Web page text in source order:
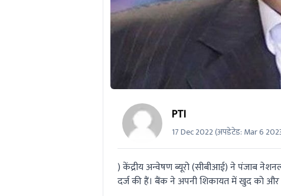
PTI
17 Dec 2022(अपडेटेड: Mar 6
) केंद्रीय अन्वेषण ब्यूरो (सीबीआई) ने पंजाब
दर्ज की हैं। बैंक ने अपनी शिकायत में खुद को